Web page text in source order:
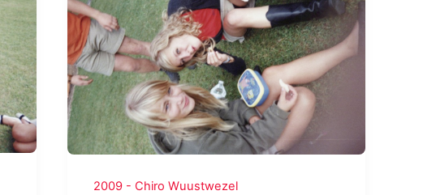
2009 - Chiro Wuustwezel